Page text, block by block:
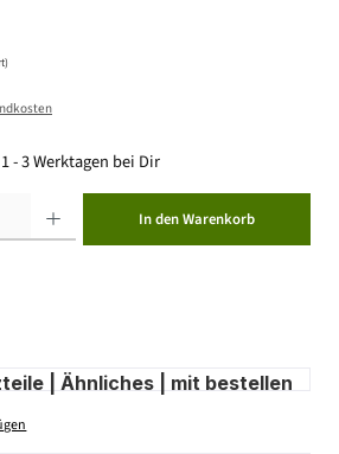
- 3 Werktagen bei Dir
In den Warenkorb
| Ähnliches | mit bestellen